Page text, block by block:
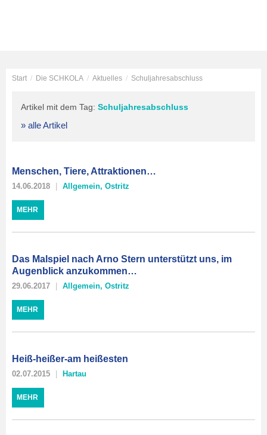
Start / Die SCHKOLA / Aktuelles / Schuljahresabschluss
Artikel mit dem Tag: Schuljahresabschluss
» alle Artikel
Menschen, Tiere, Attraktionen…
14.06.2018 Allgemein, Ostritz
MEHR
Das Malspiel nach Arno Stern unterstützt uns, im
Augenblick anzukommen…
29.06.2017 Allgemein, Ostritz
MEHR
Heiß-heißer-am heißesten
02.07.2015 Hartau
MEHR